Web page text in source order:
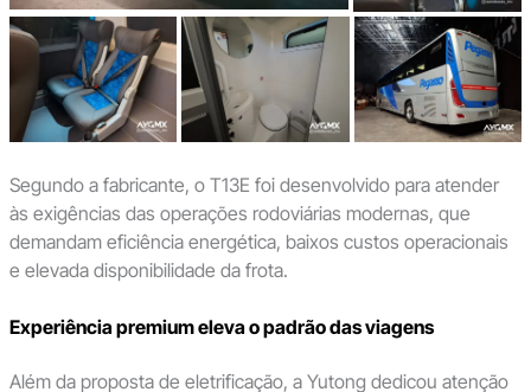
Segundo a fabricante, o T13E foi desenvolvido para atender
às exigências das operações rodoviárias modernas, que
demandam eficiência energética, baixos custos operacionais
e elevada disponibilidade da frota.
Experiência premium eleva o padrão das viagens
Além da proposta de eletrificação, a Yutong dedicou atenção